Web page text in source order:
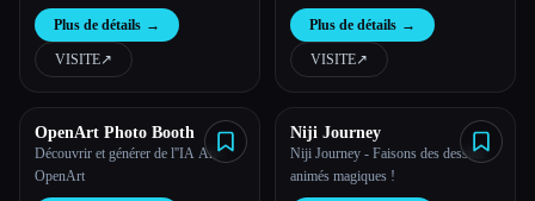
Plus de détails →
VISITE↗︎
d''IA
Plus de détails →
VISITE↗︎
OpenArt Photo Booth
Découvrir et générer de l''IA Art -
OpenArt
Niji Journey
Niji Journey - Faisons des dessins
animés magiques !